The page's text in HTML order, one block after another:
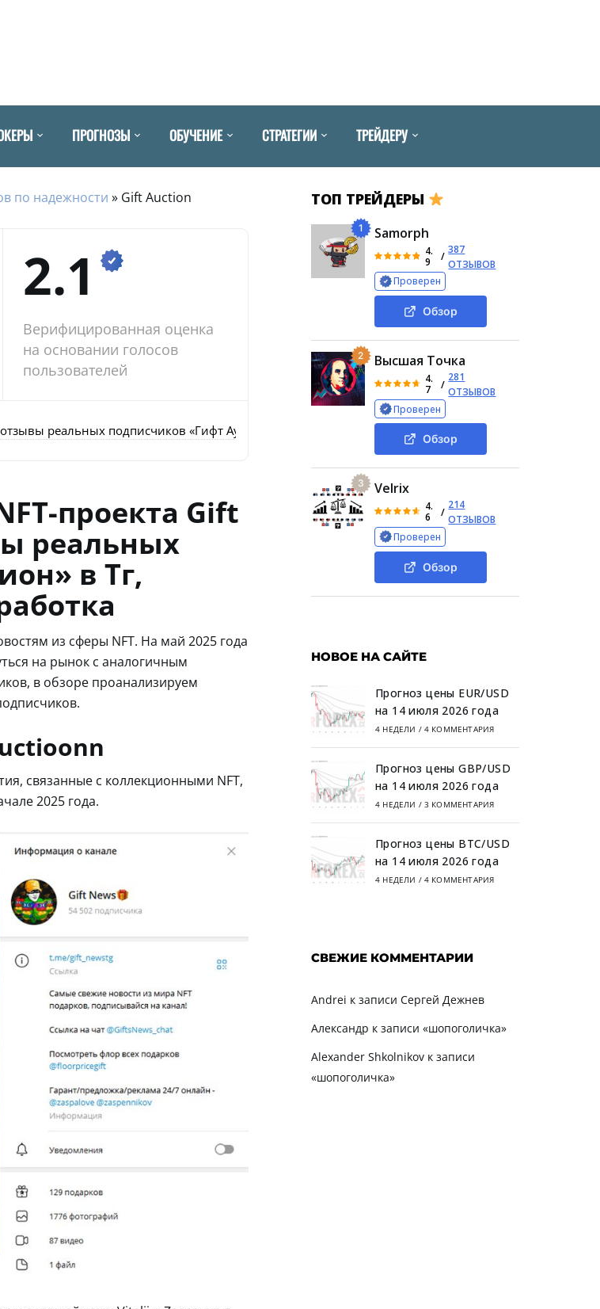
ПРОГНОЗЫ ОБУЧЕНИЕ СТРАТЕГИИ ТРЕЙДЕРУ
по надежности » Gift Auction
2.1
Верифицированная оценка
на основании голосов
пользователей
реальных подписчиков «Гифт Аукцион» в Тг, анализ возможностей заработка
проекта Gift
реальных
в Тг,
из сферы NFT. На май 2025 года
на рынок с аналогичным
в обзоре проанализируем
связанные с коллекционными NFT,
2025 года.
ТОП ТРЕЙДЕРЫ
1 Samorph
4.
9
/
387
ОТЗЫВОВ
Проверен
Обзор
2 Высшая Точка
4.
7
/
281
ОТЗЫВОВ
Проверен
Обзор
3 Velrix
4.
6
/
214
ОТЗЫВОВ
Проверен
Обзор
НОВОЕ НА САЙТЕ
Прогноз цены EUR/USD
на 14 июля 2026 года
4 НЕДЕЛИ / 4 КОММЕНТАРИЯ
Прогноз цены GBP/USD
на 14 июля 2026 года
4 НЕДЕЛИ / 3 КОММЕНТАРИЯ
Прогноз цены BTC/USD
на 14 июля 2026 года
4 НЕДЕЛИ / 4 КОММЕНТАРИЯ
СВЕЖИЕ КОММЕНТАРИИ
Andrei к записи Сергей Дежнев
Александр к записи «шопоголичка»
Alexander Shkolnikovк записи
«шопоголичка»